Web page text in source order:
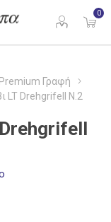
0
Premium Γραφή
LT Drehgrifell N.2